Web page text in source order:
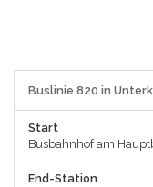
Buslinie 820 in
Start
Busbahnhof am
End-Station